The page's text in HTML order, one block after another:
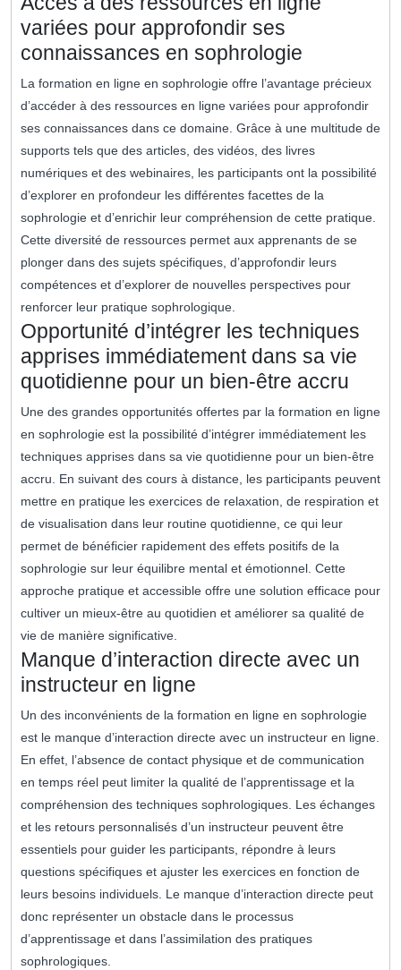
variées pour approfondir ses
connaissances en sophrologie
La formation en ligne en sophrologie offre l’avantage précieux
d’accéder à des ressources en ligne variées pour approfondir
ses connaissances dans ce domaine. Grâce à une multitude de
supports tels que des articles, des vidéos, des livres
numériques et des webinaires, les participants ont la possibilité
d’explorer en profondeur les différentes facettes de la
sophrologie et d’enrichir leur compréhension de cette pratique.
Cette diversité de ressources permet aux apprenants de se
plonger dans des sujets spécifiques, d’approfondir leurs
compétences et d’explorer de nouvelles perspectives pour
renforcer leur pratique sophrologique.
Opportunité d’intégrer les techniques
apprises immédiatement dans sa vie
quotidienne pour un bien-être accru
Une des grandes opportunités offertes par la formation en ligne
en sophrologie est la possibilité d’intégrer immédiatement les
techniques apprises dans sa vie quotidienne pour un bien-être
accru. En suivant des cours à distance, les participants peuvent
mettre en pratique les exercices de relaxation, de respiration et
de visualisation dans leur routine quotidienne, ce qui leur
permet de bénéficier rapidement des effets positifs de la
sophrologie sur leur équilibre mental et émotionnel. Cette
approche pratique et accessible offre une solution efficace pour
cultiver un mieux-être au quotidien et améliorer sa qualité de
vie de manière significative.
Manque d’interaction directe avec un
instructeur en ligne
Un des inconvénients de la formation en ligne en sophrologie
est le manque d’interaction directe avec un instructeur en ligne.
En effet, l’absence de contact physique et de communication
en temps réel peut limiter la qualité de l’apprentissage et la
compréhension des techniques sophrologiques. Les échanges
et les retours personnalisés d’un instructeur peuvent être
essentiels pour guider les participants, répondre à leurs
questions spécifiques et ajuster les exercices en fonction de
leurs besoins individuels. Le manque d’interaction directe peut
donc représenter un obstacle dans le processus
d’apprentissage et dans l’assimilation des pratiques
sophrologiques.